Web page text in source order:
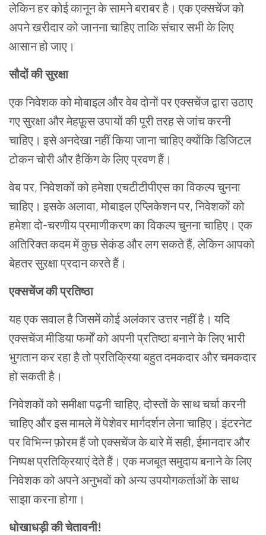
लेकिनहरकोईकानूनकेसामनेबराबरहै। एकएक्सचेंजको
अपनेखरीदारकोजाननाचाहिएताकिसंचारसभीकेलिए
आसानहोजाए।
सौदोंकीसुरक्षा
एकनिवेशककोमोबाइलऔरवेबदोनोंपरएक्सचेंजद्वाराउठाए
गएसुरक्षाऔरमेहफ़ूसउपायोंकीपूरीतरहसेजांचकरनी
चाहिए। इसेअनदेखानहींकियाजानाचाहिएक्योंकिडिजिटल
टोकनचोरीऔरहैकिंगकेलिएप्रवणहैं।
वेबपर,निवेशकोंकोहमेशाएचटीटीपीएसकाविकल्पचुनना
चाहिए। इसकेअलावा,मोबाइलएप्लिकेशनपर,निवेशकोंको
हमेशादो-चरणीयप्रमाणीकरणकाविकल्पचुननाचाहिए। एक
अतिरिक्तकदममेंकुछसेकंडऔरलगसकतेहैं,लेकिनआपको
बेहतरसुरक्षाप्रदानकरतेहैं।
एक्सचेंजकीप्रतिष्ठा
यहएकसवालहैजिसमेंकोईअलंकारउत्तरनहींहै। यदि
एक्सचेंजमीडियाफर्मोंकोअपनीप्रतिष्ठाबनानेकेलिएभारी
भुगतानकररहाहैतोप्रतिक्रियाबहुतदमकदारऔरचमकदार
होसकतीहै।
निवेशकोंकोसमीक्षापढ़नीचाहिए,दोस्तोंकेसाथचर्चाकरनी
चाहिएऔरइसमामलेमेंपेशेवरमार्गदर्शनलेनाचाहिए। इंटरनेट
परविभिन्नफ़ोरमहैंजोएक्सचेंजकेबारेमेंसही,ईमानदारऔर
निष्पक्षप्रतिक्रियाएंदेतेहैं। एकमजबूतसमुदायबनानेकेलिए
निवेशककोअपनेअनुभवोंकोअन्यउपयोगकर्ताओंकेसाथ
साझाकरनाहोगा।
धोखाधड़ीकीचेतावनी!